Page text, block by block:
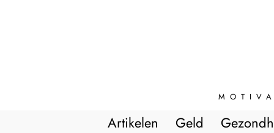
Artikelen Geld